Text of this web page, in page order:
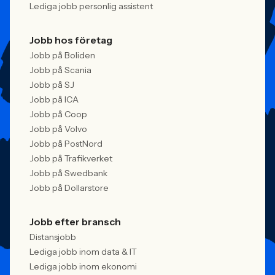
Lediga jobb personlig assistent
Jobb hos företag
Jobb på Boliden
Jobb på Scania
Jobb på SJ
Jobb på ICA
Jobb på Coop
Jobb på Volvo
Jobb på PostNord
Jobb på Trafikverket
Jobb på Swedbank
Jobb på Dollarstore
Jobb efter bransch
Distansjobb
Lediga jobb inom data & IT
Lediga jobb inom ekonomi